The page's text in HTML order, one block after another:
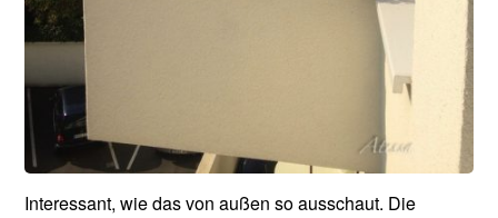
Interessant, wie das von außen so ausschaut. Die